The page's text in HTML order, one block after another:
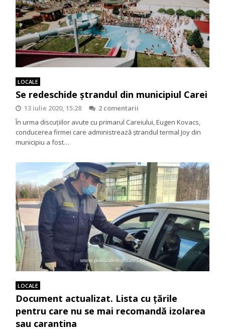
LOCALE
Se redeschide ştrandul din municipiul Carei
13 iulie 2020, 15:28
2 comentarii
În urma discuțiilor avute cu primarul Careiului, Eugen Kovacs,
conducerea firmei care administrează ștrandul termal Joy din
municipiu a fost…
LOCALE
Document actualizat. Lista cu țările
pentru care nu se mai recomandă izolarea
sau carantina